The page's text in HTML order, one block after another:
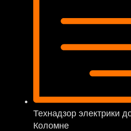
Технадзор электрики
Коломне